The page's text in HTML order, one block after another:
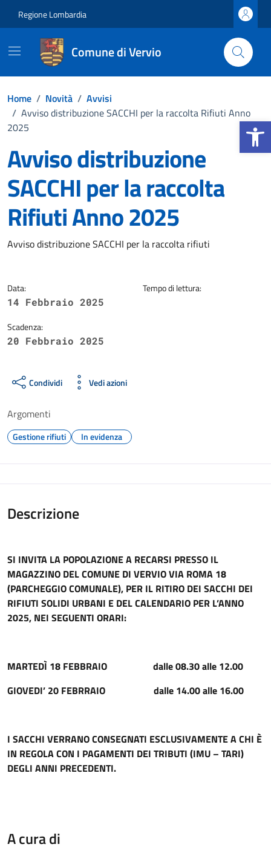
Apri la
Regione Lombardia
Comune di Vervio
Home / Novità / Avvisi
/ Avviso distribuzione SACCHI per la raccolta Rifiuti Anno
2025
Avviso distribuzione
SACCHI per la raccolta
Rifiuti Anno 2025
Dettagli della notizia
Avviso distribuzione SACCHI per la raccolta rifiuti
Data:
14 Febbraio 2025
Scadenza:
20 Febbraio 2025
Tempo di lettura:
Condividi Vedi azioni
Argomenti
Gestione rifiuti In evidenza
Descrizione
SI INVITA LA POPOLAZIONE A RECARSI PRESSO IL
MAGAZZINO DEL COMUNE DI VERVIO VIA ROMA 18
(PARCHEGGIO COMUNALE), PER IL RITIRO DEI SACCHI DEI
RIFIUTI SOLIDI URBANI E DEL CALENDARIO PER L’ANNO
2025, NEI SEGUENTI ORARI:
MARTEDÌ 18 FEBBRAIO dalle 08.30 alle 12.00
GIOVEDI’ 20 FEBRRAIO dalle 14.00 alle 16.00
I SACCHI VERRANO CONSEGNATI ESCLUSIVAMENTE A CHI È
IN REGOLA CON I PAGAMENTI DEI TRIBUTI (IMU – TARI)
DEGLI ANNI PRECEDENTI.
A cura di